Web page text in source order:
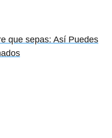
que sepas: Así Puedes